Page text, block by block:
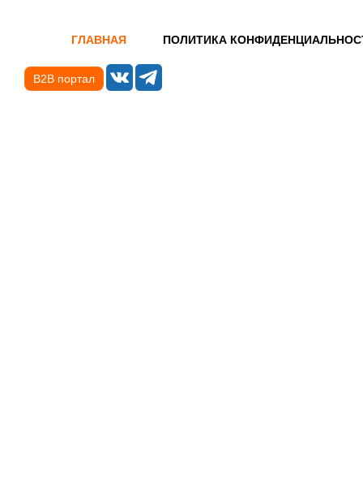
ГЛАВНАЯ ПОЛИТИКА
B2B портал